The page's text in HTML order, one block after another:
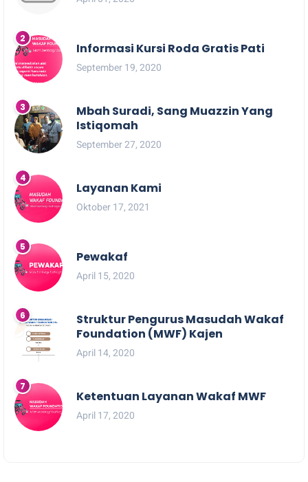
Informasi Kursi Roda Gratis Pati
September 19, 2020
Mbah Suradi, Sang Muazzin Yang
Istiqomah
September 27, 2020
Layanan Kami
Oktober 17, 2021
Pewakaf
April 15, 2020
Struktur Pengurus Masudah Wakaf
Foundation (MWF) Kajen
April 14, 2020
Ketentuan Layanan Wakaf MWF
April 17, 2020